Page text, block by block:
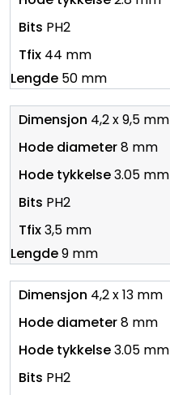
PH2
44 mm
50 mm
4,2 x 9,5 mm
8 mm
3.05 mm
PH2
3,5 mm
9 mm
4,2 x 13 mm
8 mm
3.05 mm
PH2